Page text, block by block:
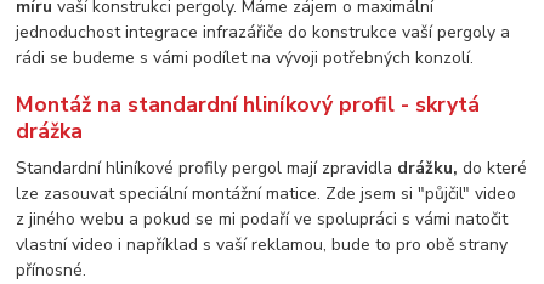
míru vaší konstrukci pergoly. Máme zájem o maximální
jednoduchost integrace infrazářiče do konstrukce vaší pergoly a
rádi se budeme s vámi podílet na vývoji potřebných konzolí.
Montáž na standardní hliníkový profil - skrytá
drážka
Standardní hliníkové profily pergol mají zpravidla drážku, do které
lze zasouvat speciální montážní matice. Zde jsem si "půjčil" video
z jiného webu a pokud se mi podaří ve spolupráci s vámi natočit
vlastní video i například s vaší reklamou, bude to pro obě strany
přínosné.